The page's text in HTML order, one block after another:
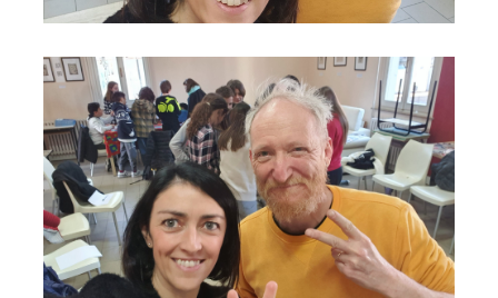
Consiglio ragazzi